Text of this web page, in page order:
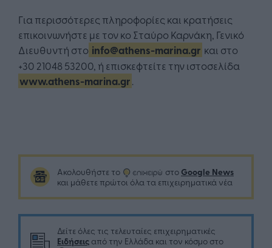
Για περισσότερες πληροφορίες και κρατήσεις
επικοινωνήστε με τον κο Σταύρο Καρνάκη, Γενικό
Διευθυντή στο info@athens-marina.gr και στο
+30 21048 53200, ή επισκεφτείτε την ιστοσελίδα
www.athens-marina.gr.
Ακολουθήστε το στο Google News
και μάθετε πρώτοι όλα τα επιχειρηματικά νέα
Δείτε όλες τις τελευταίες επιχειρηματικές
Ειδήσεις από την Ελλάδα και τον κόσμο στο